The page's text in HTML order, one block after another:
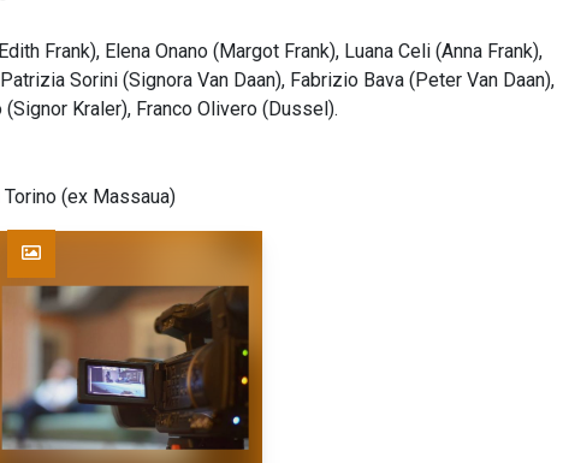
Frank), Elena Onano (Margot Frank), Luana Celi (Anna Frank),
Sorini (Signora Van Daan), Fabrizio Bava (Peter Van Daan),
Kraler), Franco Olivero (Dussel).
(ex Massaua)